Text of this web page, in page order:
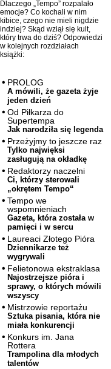
Dlaczego „Tempo” rozpalało
emocje? Co kochali w nim
kibice, czego nie mieli nigdzie
indziej? Skąd wziął się kult,
który trwa do dziś? Odpowiedzi
w kolejnych rozdziałach
książki:
PROLOG
A mówili, że gazeta żyje
jeden dzień
Od Piłkarza do
Supertempa
Jak narodziła się legenda
Przeżyjmy to jeszcze raz
Tylko najwięksi
zasługują na okładkę
Redaktorzy naczelni
Ci, którzy sterowali
„okrętem Tempo“
Tempo we
wspomnieniach
Gazeta, która została w
pamięci i w sercu
Laureaci Złotego Pióra
Dziennikarze też
wygrywali
Felietonowa ekstraklasa
Najostrzejsze pióra i
sprawy, o których mówili
wszyscy
Mistrzowie reportażu
Sztuka pisania, która nie
miała konkurencji
Konkurs im. Jana
Rottera
Trampolina dla młodych
talentów